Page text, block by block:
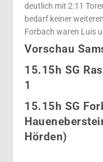
deutlich mit 2:11
bedarf keiner
Forbach waren Luis
Vorschau
15.15h SG
1
15.15h SG
Hörden)